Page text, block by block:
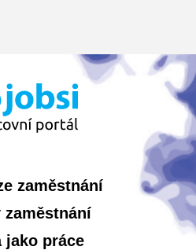
zaměstnání
zaměstnání
jako práce